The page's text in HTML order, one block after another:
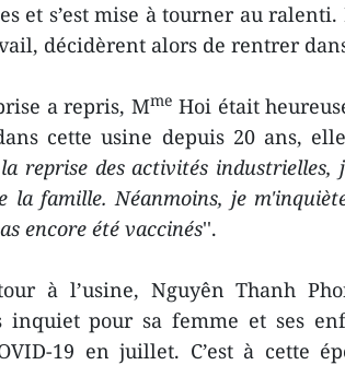
et s’est mise à tourner au ralenti.
décidèrent alors de rentrer
a repris, Mme Hoi était
cette usine depuis 20 ans,
reprise des activités
la famille. Néanmoins, je
encore été vaccinés''.
à l’usine, Nguyên Thanh
inquiet pour sa femme et ses
19 en juillet. C’est à cette